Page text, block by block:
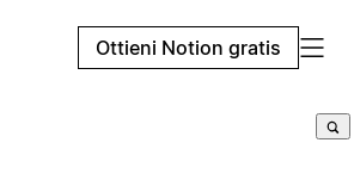
Ottieni Notion gratis